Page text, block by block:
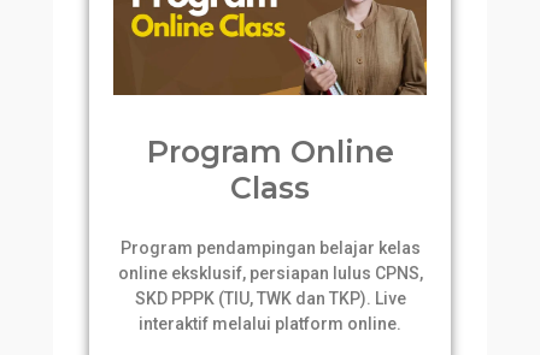
Program Online
Class
Program pendampingan belajar kelas
online eksklusif, persiapan lulus CPNS,
SKD PPPK (TIU, TWK dan TKP). Live
interaktif melalui platform online.